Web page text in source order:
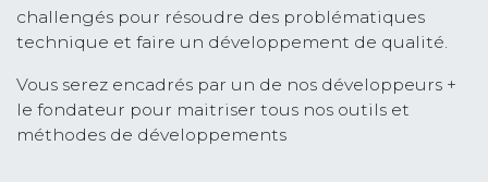
challengés pour résoudre des problématiques
technique et faire un développement de qualité.
Vous serez encadrés par un de nos développeurs +
le fondateur pour maitriser tous nos outils et
méthodes de développements